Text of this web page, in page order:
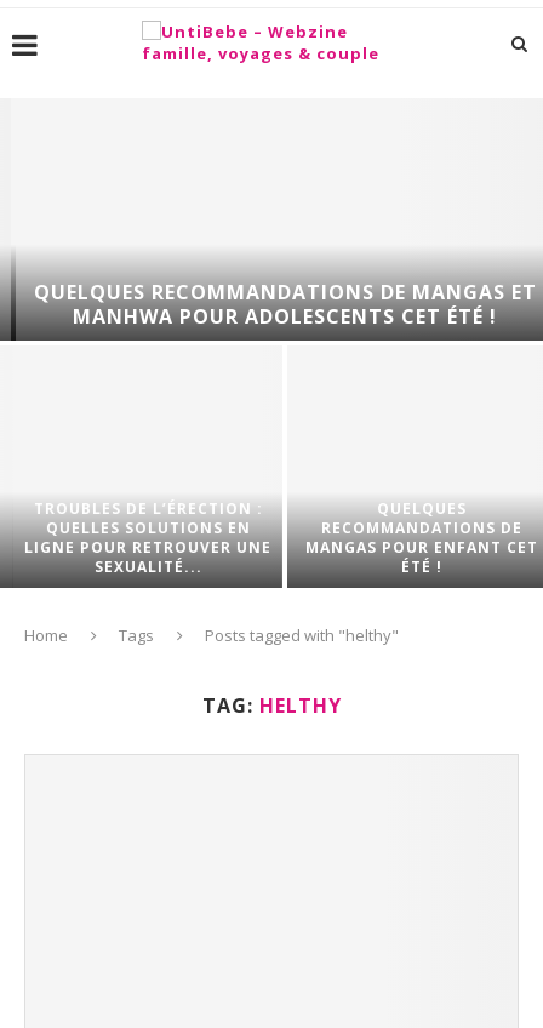
QUELQUES RECOMMANDATIONS DE MANGAS ET
MANHWA POUR ADOLESCENTS CET ÉTÉ !
TROUBLES DE L’ÉRECTION :
QUELLES SOLUTIONS EN
LIGNE POUR RETROUVER UNE
SEXUALITÉ...
QUELQUES
RECOMMANDATIONS DE
MANGAS POUR ENFANT CET
ÉTÉ !
Home Tags Posts tagged with "helthy"
TAG: HELTHY